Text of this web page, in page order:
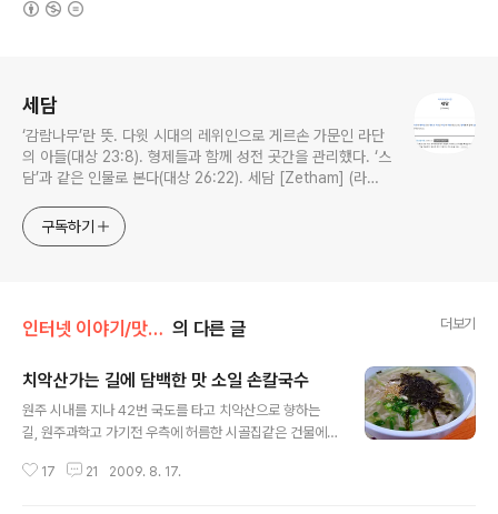
세담
‘감람나무’란 뜻. 다윗 시대의 레위인으로 게르손 가문인 라단
의 아들(대상 23:8). 형제들과 함께 성전 곳간을 관리했다. ‘스
담’과 같은 인물로 본다(대상 26:22). 세담 [Zetham] (라이
구독하기
인터넷 이야기/맛집 이야기 의 다른 글 더보기
치악산가는 길에 담백한 맛 소일 손칼국수
원주 시내를 지나 42번 국도를 타고 치악산으로 향하는
길, 원주과학고 가기전 우측에 허름한 시골집같은 건물에
수,닭칼국수등과는 색다른 맛을 자랑하는 전통 시골 칼국
17 21 2009. 8. 17.